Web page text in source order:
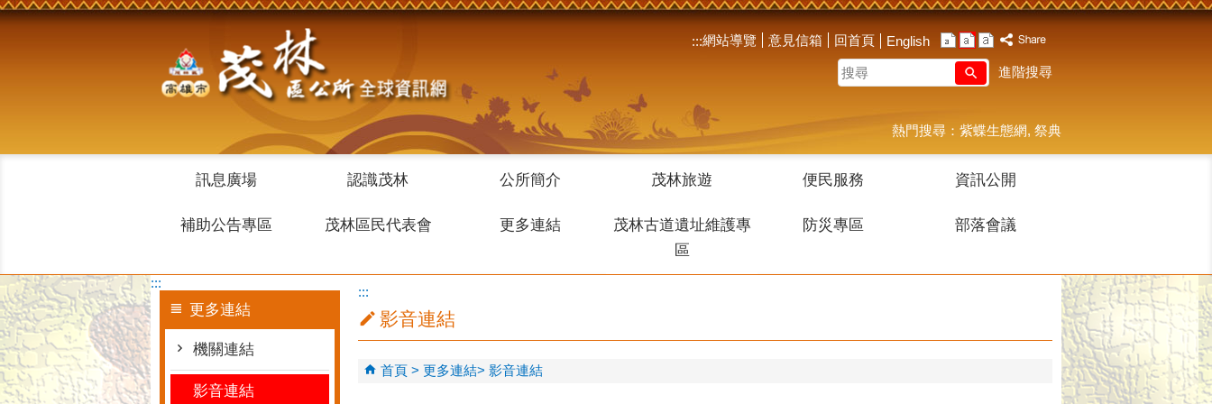
跳到主要內容區塊
:::網站導覽 意見信箱 回首頁
English
搜
尋
進階搜尋
熱門搜尋： 紫蝶生態網 祭典
訊息廣場 認識茂林 公所簡介 茂林旅遊 便民服務 資訊公開
補助公告專區 茂林區民代表會 更多連結
茂林古道遺址維護專
區
防災專區 部落會議
:::
更多連結
機關連結
影音連結
:::
影音連結
首頁 更多連結 影音連結